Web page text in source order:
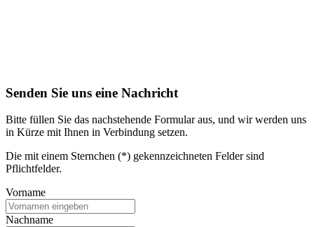
Senden Sie uns eine Nachricht
Bitte füllen Sie das nachstehende Formular aus, und wir werden uns
in Kürze mit Ihnen in Verbindung setzen.
Die mit einem Sternchen (*) gekennzeichneten Felder sind
Pflichtfelder.
Vorname
Nachname